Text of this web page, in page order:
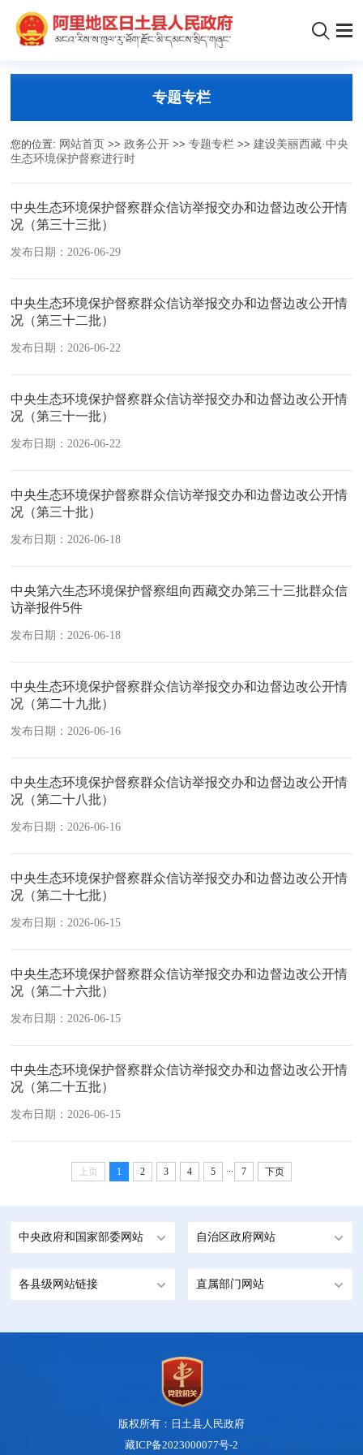
专题专栏
您的位置: 网站首页 >>政务公开 >>专题专栏 >>建设美丽西藏·中央
生态环境保护督察进行时
中央生态环境保护督察群众信访举报交办和边督边改公开情
况（第三十三批）
发布日期：2026-06-29
中央生态环境保护督察群众信访举报交办和边督边改公开情
况（第三十二批）
发布日期：2026-06-22
中央生态环境保护督察群众信访举报交办和边督边改公开情
况（第三十一批）
发布日期：2026-06-22
中央生态环境保护督察群众信访举报交办和边督边改公开情
况（第三十批）
发布日期：2026-06-18
中央第六生态环境保护督察组向西藏交办第三十三批群众信
访举报件5件
发布日期：2026-06-18
中央生态环境保护督察群众信访举报交办和边督边改公开情
况（第二十九批）
发布日期：2026-06-16
中央生态环境保护督察群众信访举报交办和边督边改公开情
况（第二十八批）
发布日期：2026-06-16
中央生态环境保护督察群众信访举报交办和边督边改公开情
况（第二十七批）
发布日期：2026-06-15
中央生态环境保护督察群众信访举报交办和边督边改公开情
况（第二十六批）
发布日期：2026-06-15
中央生态环境保护督察群众信访举报交办和边督边改公开情
况（第二十五批）
发布日期：2026-06-15
上页 1 2 3 4 5 ... 7 下页
中央政府和国家部委网站 自治区政府网站
各县级网站链接 直属部门网站
版权所有：日土县人民政府
藏ICP备2023000077号-2